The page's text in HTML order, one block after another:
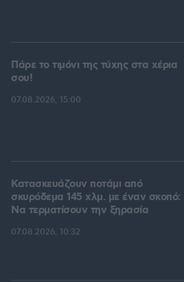
Πάρε το τιμόνι της τύχης στα χέρια
σου!
07.08.2026, 15:00
Κατασκευάζουν ποτάμι από
σκυρόδεμα 145 χλμ. με έναν σκοπό:
Να τερματίσουν την ξηρασία
07.08.2026, 10:32